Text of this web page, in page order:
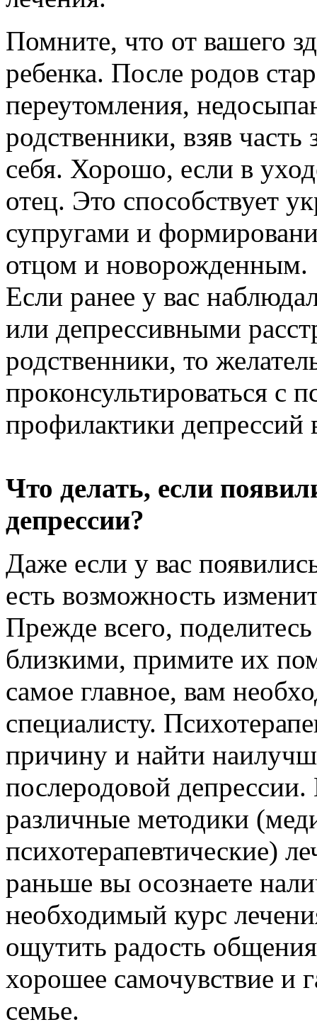
Помните, что от вашего
ребенка. После родов
переутомления,
родственники, взяв
себя. Хорошо, если в
отец. Это способствует
супругами и
отцом и новорожденным.
Если ранее у вас
или депрессивными
родственники, то
проконсультироваться с
профилактики депрессий
Что делать, если
депрессии?
Даже если у вас
есть возможность
Прежде всего,
близкими, примите их
самое главное, вам
специалисту.
причину и найти
послеродовой
различные методики
психотерапевтические)
раньше вы осознаете
необходимый курс
ощутить радость
хорошее самочувствие и
семье.